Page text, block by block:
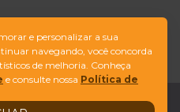
conosco
e personalizar a sua
navegando, você concorda
de melhoria. Conheça
e consulte nossa Política de